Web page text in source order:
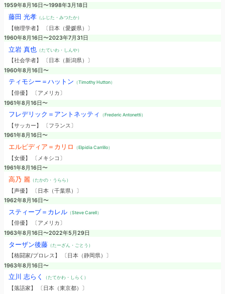
1959年8月16日〜1998年3月18日
藤田 光孝（ふじた・みつたか）
【物理学者】 〔日本（愛媛県）〕
1960年8月16日〜2023年7月31日
立岩 真也（たていわ・しんや）
【社会学者】 〔日本（新潟県）〕
1960年8月16日〜
ティモシー＝ハットン （Timothy Hutton）
【俳優】 〔アメリカ〕
1961年8月16日〜
フレデリック＝アントネッティ （Frederic Antonetti）
【サッカー】 〔フランス〕
1961年8月16日〜
エルピディア＝カリロ （Elpidia Carrillo）
【女優】 〔メキシコ〕
1961年8月16日〜
高乃 麗 （たかの・うらら）
【声優】 〔日本（千葉県）〕
1962年8月16日〜
スティーブ＝カレル（Steve Carell）
【俳優】 〔アメリカ〕
1963年8月16日〜2022年5月29日
ターザン後藤 （たーざん・ごとう）
【格闘家/プロレス】 〔日本（静岡県）〕
1963年8月16日〜
立川 志らく （たてかわ・しらく）
【落語家】 〔日本（東京都）〕